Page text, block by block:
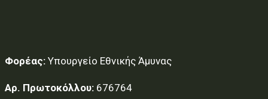
Φορέας: Υπουργείο Εθνικής Άμυνας
Αρ. Πρωτοκόλλου: 676764